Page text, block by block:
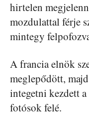
hirtelen
mozdulattal férje
mintegy
A francia elnök
meglepődött,
integetni kezdett
fotósok felé.